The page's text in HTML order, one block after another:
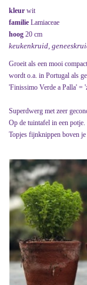
kleur wit
familie Lamiaceae
hoog 20 cm
keukenkruid,
Groeit als een mooi
wordt o.a. in Portugal als
'Finissimo Verde a Palla' =
Superdwerg met zeer
Op de tuintafel in een potje.
Topjes fijnknippen boven je